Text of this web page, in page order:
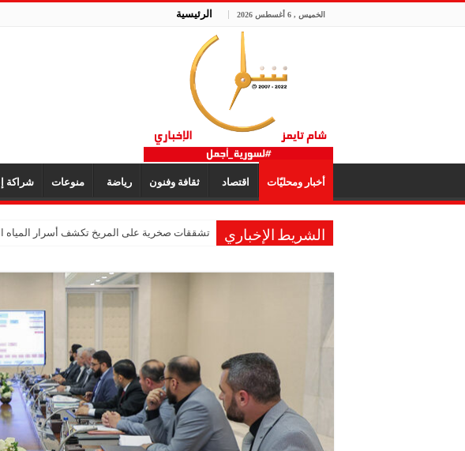
الخميس , 6 أغسطس 2026 الرئيسية
أخبار ومحليّات اقتصاد ثقافة وفنون رياضة منوعات شراكة
الشريط الإخباري تشققات صخرية على المريخ تكشف أسرار المياه